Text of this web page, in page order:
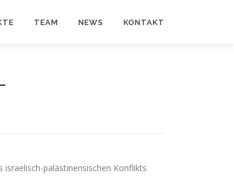
TEAM NEWS KONTAKT
palästinensischen Konflikts